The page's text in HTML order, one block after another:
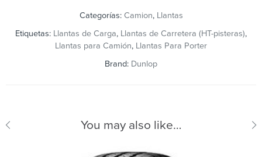
Categorías: Camion, Llantas
Etiquetas: Llantas de Carga, Llantas de Carretera (HT-pisteras),
Llantas para Camión, Llantas Para Porter
Brand: Dunlop
You may also like…